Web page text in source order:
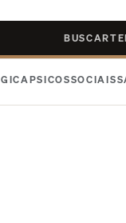
BUSCAR
PSICOSSOCIAIS